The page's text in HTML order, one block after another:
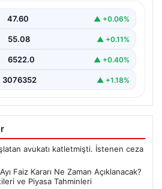
Bankası (TCMB) Para
47.60 ▲ +0.06%
55.08 ▲ +0.11%
6522.0 ▲ +0.40%
3076352 ▲ +1.18%
avukatı katletmişti. İstenen ceza
Faiz Kararı Ne Zaman Açıklanacak?
ve Piyasa Tahminleri